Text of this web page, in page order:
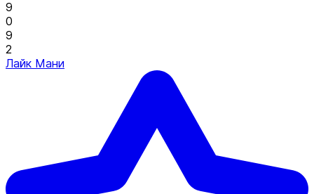
9
0
9
2
Лайк Мани